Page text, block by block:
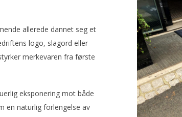
allerede dannet seg et
logo, slagord eller
merkevaren fra første
eksponering mot både
en naturlig forlengelse av